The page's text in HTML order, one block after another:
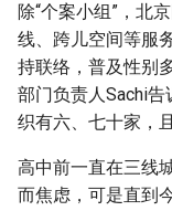
除“个案小组”，北
线、跨儿空间等服
持联络，普及性别
部门负责人Sachi告
织有六、七十家，
高中前一直在三线
而焦虑，可是直到